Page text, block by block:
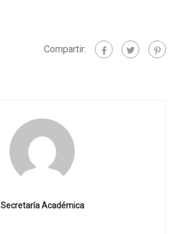
Compartir:
Secretaría Académica